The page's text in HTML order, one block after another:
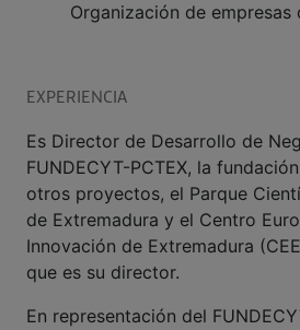
Organización de empresas
EXPERIENCIA
Es Director de Desarrollo de
FUNDECYT-PCTEX, la
otros proyectos, el Parque
de Extremadura y el Centro
Innovación de Extremadura
que es su director.
En representación del